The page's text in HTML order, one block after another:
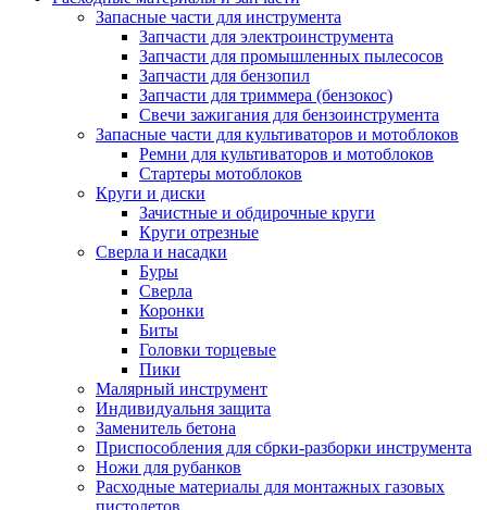
Запасные части для инструмента
Запчасти для электроинструмента
Запчасти для промышленных пылесосов
Запчасти для бензопил
Запчасти для триммера (бензокос)
Свечи зажигания для бензоинструмента
Запасные части для культиваторов и мотоблоков
Ремни для культиваторов и мотоблоков
Стартеры мотоблоков
Круги и диски
Зачистные и обдирочные круги
Круги отрезные
Сверла и насадки
Буры
Сверла
Коронки
Биты
Головки торцевые
Пики
Малярный инструмент
Индивидуальня защита
Заменитель бетона
Приспособления для сбрки-разборки инструмента
Ножи для рубанков
Расходные материалы для монтажных газовых
пистолетов